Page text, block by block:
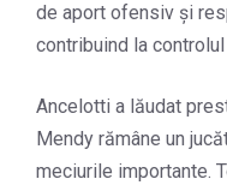
de aport ofensiv și
contribuind la
Ancelotti a lăudat
Mendy rămâne un
meciurile importante.